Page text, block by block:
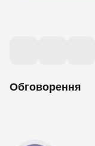
Обговорення